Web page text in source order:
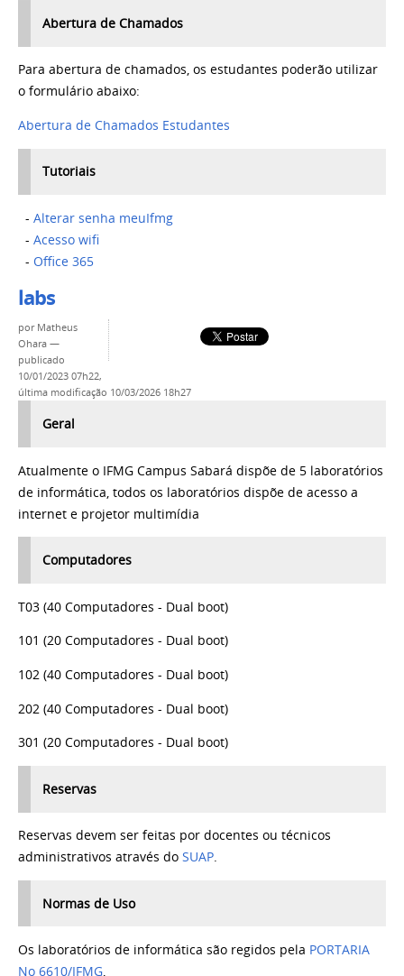
Abertura de Chamados
Para abertura de chamados, os estudantes poderão utilizar
o formulário abaixo:
Abertura de Chamados Estudantes
Tutoriais
- Alterar senha meuIfmg
- Acesso wifi
- Office 365
labs
por Matheus
Ohara —
publicado
10/01/2023 07h22,
última modificação 10/03/2026 18h27
Geral
Atualmente o IFMG Campus Sabará dispõe de 5 laboratórios
de informática, todos os laboratórios dispõe de acesso a
internet e projetor multimídia
Computadores
T03 (40 Computadores - Dual boot)
101 (20 Computadores - Dual boot)
102 (40 Computadores - Dual boot)
202 (40 Computadores - Dual boot)
301 (20 Computadores - Dual boot)
Reservas
Reservas devem ser feitas por docentes ou técnicos
administrativos através do SUAP.
Normas de Uso
Os laboratórios de informática são regidos pela PORTARIA
No 6610/IFMG,